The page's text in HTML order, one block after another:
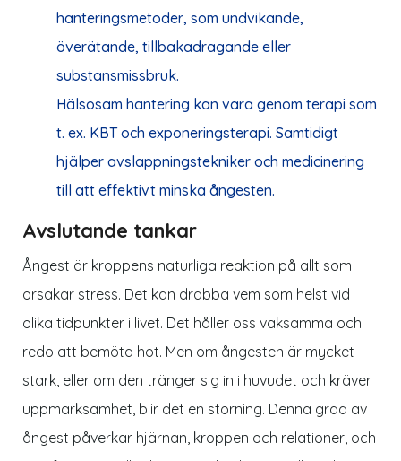
hanteringsmetoder, som undvikande,
överätande, tillbakadragande eller
substansmissbruk.
Hälsosam hantering kan vara genom terapi som
t. ex. KBT och exponeringsterapi. Samtidigt
hjälper avslappningstekniker och medicinering
till att effektivt minska ångesten.
Avslutande tankar
Ångest är kroppens naturliga reaktion på allt som
orsakar stress. Det kan drabba vem som helst vid
olika tidpunkter i livet. Det håller oss vaksamma och
redo att bemöta hot. Men om ångesten är mycket
stark, eller om den tränger sig in i huvudet och kräver
uppmärksamhet, blir det en störning. Denna grad av
ångest påverkar hjärnan, kroppen och relationer, och